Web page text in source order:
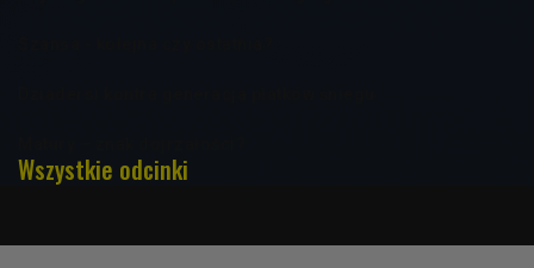
Wszystkie odcinki